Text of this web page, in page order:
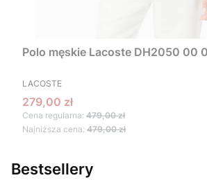
Polo męskie Lacoste DH2050 00
PRODUCENT
LACOSTE
Cena promocyjna
279,00 zł
Cena regularna: 479,00 zł
Najniższa cena: 479,00 zł
Bestsellery